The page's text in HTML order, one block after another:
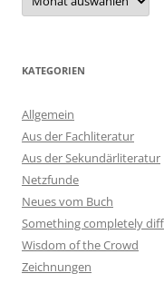
KATEGORIEN
Allgemein
Aus der Fachliteratur
Aus der Sekundärliteratur
Netzfunde
Neues vom Buch
Something completely
Wisdom of the Crowd
Zeichnungen